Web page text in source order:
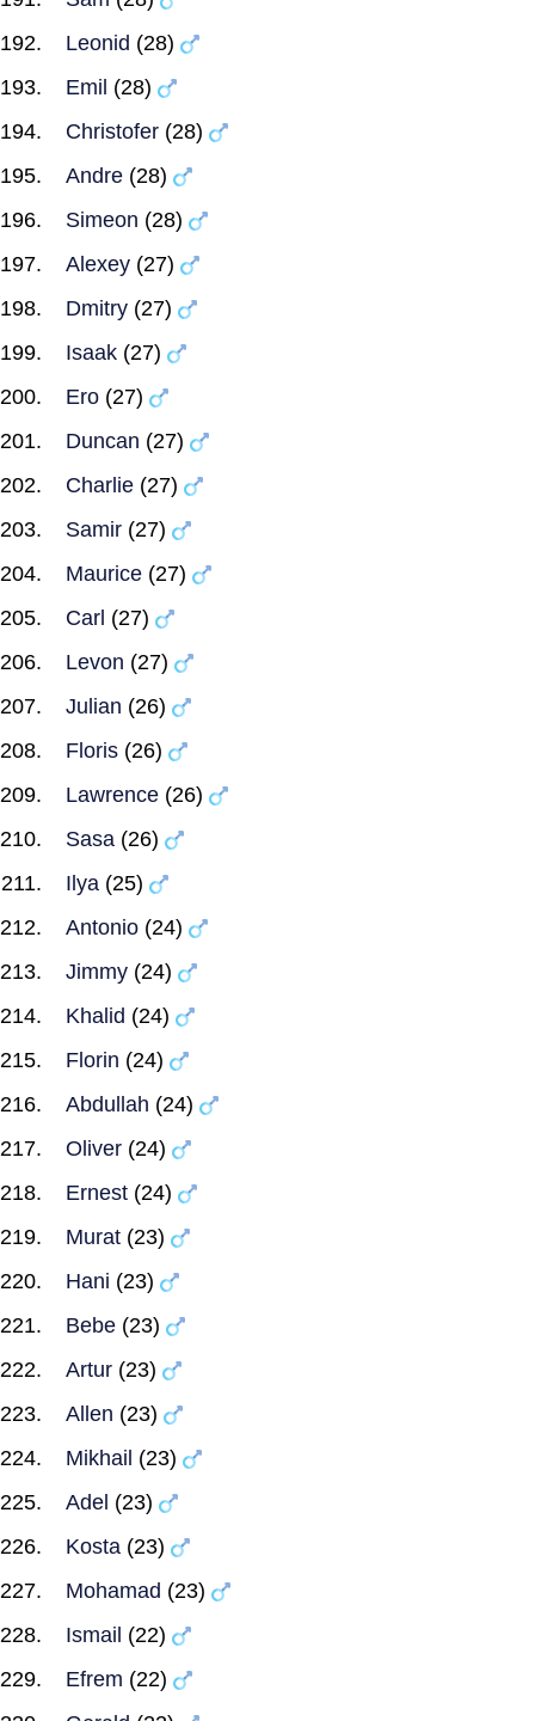
Leonid (28)
Emil (28)
Christofer (28)
Andre (28)
Simeon (28)
Alexey (27)
Dmitry (27)
Isaak (27)
Ero (27)
Duncan (27)
Charlie (27)
Samir (27)
Maurice (27)
Carl (27)
Levon (27)
Julian (26)
Floris (26)
Lawrence (26)
Sasa (26)
Ilya (25)
Antonio (24)
Jimmy (24)
Khalid (24)
Florin (24)
Abdullah (24)
Oliver (24)
Ernest (24)
Murat (23)
Hani (23)
Bebe (23)
Artur (23)
Allen (23)
Mikhail (23)
Adel (23)
Kosta (23)
Mohamad (23)
Ismail (22)
Efrem (22)